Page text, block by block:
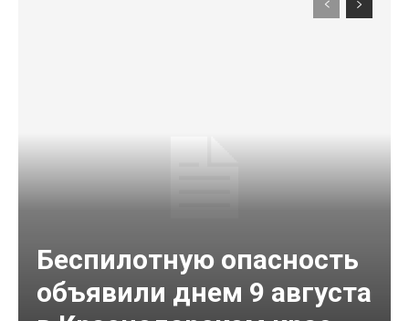
Беспилотную опасность
объявили днем 9 августа